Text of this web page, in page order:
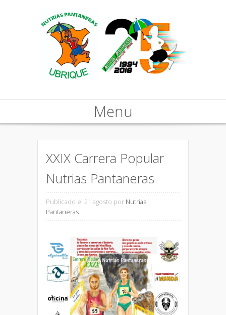
Menu
XXIX Carrera Popular
Nutrias Pantaneras
Publicado el 21 agosto por Nutrias
Pantaneras